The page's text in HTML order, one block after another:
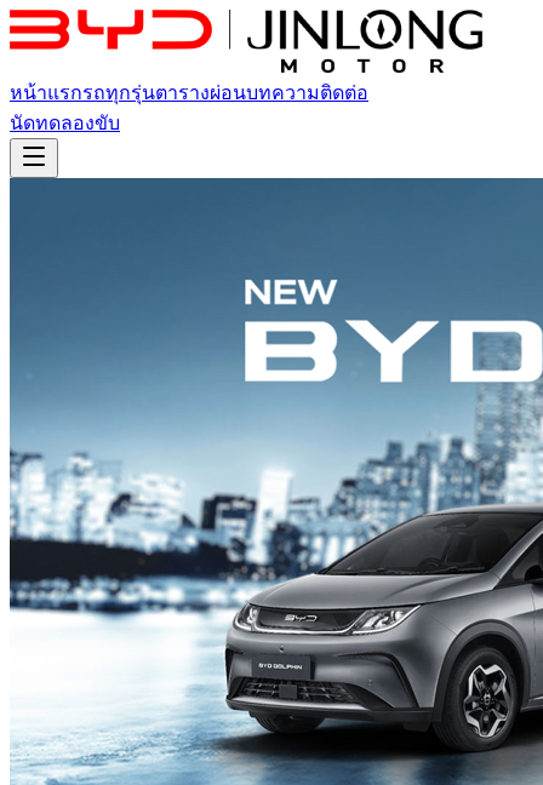
หน้าแรกรถทุกรุ่นตารางผ่อนบทความติดต่อ
นัดทดลองขับ